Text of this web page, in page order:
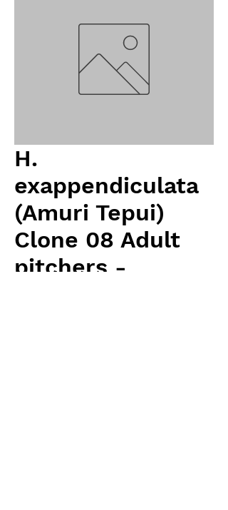
H.
exappendiculata
(Amuri Tepui)
Clone 08 Adult
pitchers -